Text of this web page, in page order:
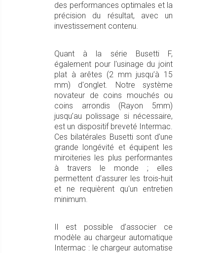
des performances optimales et la
précision du résultat, avec un
investissement contenu.
Quant à la série Busetti F,
également pour l'usinage du joint
plat à arêtes (2 mm jusqu’à 15
mm) d'onglet. Notre système
novateur de coins mouchés ou
coins arrondis (Rayon 5mm)
jusqu’au polissage si nécessaire,
est un dispositif breveté Intermac.
Ces bilatérales Busetti sont d'une
grande longévité et équipent les
miroiteries les plus performantes
à travers le monde ; elles
permettent d'assurer les trois-huit
et ne requièrent qu'un entretien
minimum.
Il est possible d’associer ce
modèle au chargeur automatique
Intermac : le chargeur automatise